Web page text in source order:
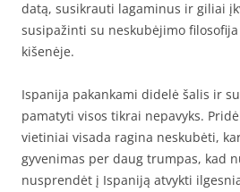
datą, susikrauti lagaminus ir giliai
susipažinti su neskubėjimo
kišenėje.
Ispanija pakankami didelė šalis ir
pamatyti visos tikrai nepavyks.
vietiniai visada ragina neskubėti,
gyvenimas per daug trumpas, kad
nusprendėt į Ispaniją atvykti